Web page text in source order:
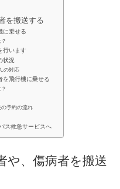
を搬送する
に乗せる
行います
状況
の対応
を飛行機に乗せる
予約の流れ
ス救急サービスへ
や、傷病者を搬送